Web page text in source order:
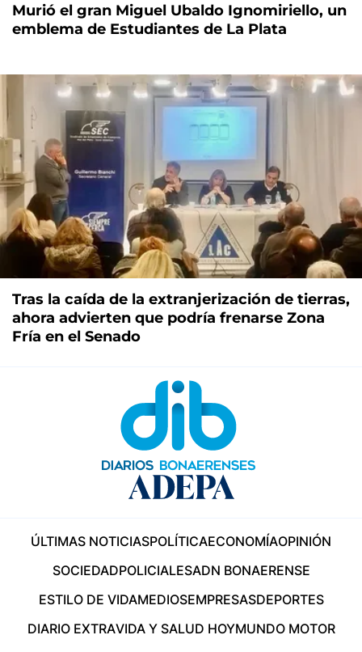
Murió el gran Miguel Ubaldo Ignomiriello, un
emblema de Estudiantes de La Plata
Tras la caída de la extranjerización de tierras,
ahora advierten que podría frenarse Zona
Fría en el Senado
ÚLTIMAS NOTICIASPOLÍTICAECONOMÍAOPINIÓN
SOCIEDADPOLICIALESADN BONAERENSE
ESTILO DE VIDAMEDIOSEMPRESASDEPORTES
DIARIO EXTRAVIDA Y SALUD HOYMUNDO MOTOR